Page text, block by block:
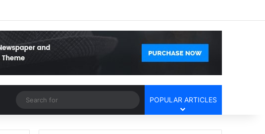
Random Article
Search
for
POPULAR ARTICLES